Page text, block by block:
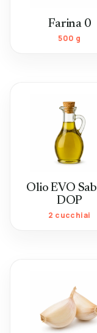
Farina 0
500 g
Olio EVO
DOP
2 cucchiai